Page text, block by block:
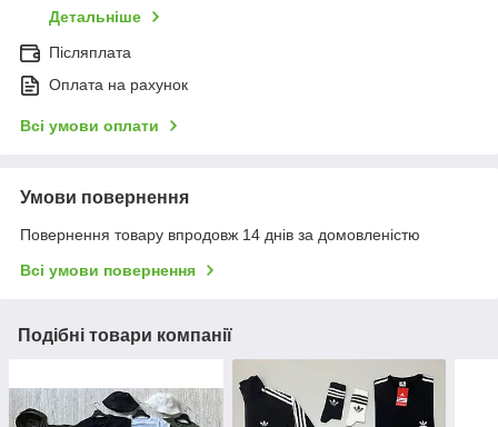
Детальніше
Післяплата
Оплата на рахунок
Всі умови оплати
Умови повернення
Повернення товару впродовж 14 днів за домовленістю
Всі умови повернення
Подібні товари компанії